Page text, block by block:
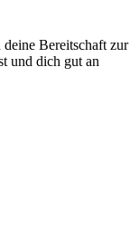
Bereitschaft zur
und dich gut an